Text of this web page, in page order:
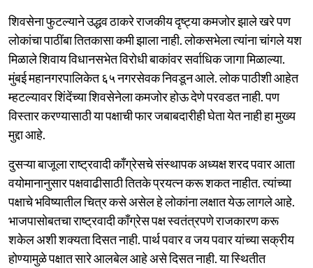
शिवसेना फुटल्याने उद्धव ठाकरे राजकीय दृष्ट्या कमजोर झाले खरे पण
लोकांचा पाठींबा तितकासा कमी झाला नाही. लोकसभेला त्यांना चांगले यश
मिळाले शिवाय विधानसभेत विरोधी बाकांवर सर्वाधिक जागा मिळाल्या.
मुंबई महानगरपालिकेत ६५ नगरसेवक निवडून आले. लोक पाठीशी आहेत
म्हटल्यावर शिंदेंच्या शिवसेनेला कमजोर होऊ देणे परवडत नाही. पण
विस्तार करण्यासाठी या पक्षाची फार जबाबदारीही घेता येत नाही हा मुख्य
मुद्दा आहे.
दुसऱ्या बाजूला राष्ट्रवादी काँग्रेसचे संस्थापक अध्यक्ष शरद पवार आता
वयोमानानुसार पक्षवाढीसाठी तितके प्रयत्न करू शकत नाहीत. त्यांच्या
पक्षाचे भविष्यातील चित्र कसे असेल हे लोकांना लक्षात येऊ लागले आहे.
भाजपासोबतचा राष्ट्रवादी काँग्रेस पक्ष स्वतंत्रपणे राजकारण करू
शकेल अशी शक्यता दिसत नाही. पार्थ पवार व जय पवार यांच्या सक्रीय
होण्यामुळे पक्षात सारे आलबेल आहे असे दिसत नाही. या स्थितीत